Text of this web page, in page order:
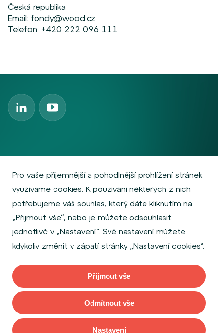
Česká republika
Email: fondy@wood.cz
Telefon: +420 222 096 111
Informace o emitentech
Podmínky užívání
O společnosti
Informace pro zákazníky
Pololetní zprávy Wood IS
Výroční zprávy Wood IS
Výroční zprávy Wood & Company SICAV
Pololetní zprávy Wood & Company SICAV
Ostatní dokumenty Wood & Company SICAV
Prohlášení o přístupnosti
Copyright © 2026 WOOD & Company. Všechna práva vyhrazena. (WOOD
& Company investiční společnost, a. s., je regulovaná Českou národní
bankou se sídlem Na Příkopě 28, 115 03, Praha 1, Česká republika).
Pro vaše příjemnější a pohodlnější prohlížení stránek
využíváme cookies. K používání některých z nich
potřebujeme váš souhlas, který dáte kliknutím na
„Přijmout vše“, nebo je můžete odsouhlasit
jednotlivě v „Nastavení“. Své nastavení můžete
kdykoliv změnit v zápatí stránky „Nastavení cookies“.
Nastavení
Odmítnout vše
Přijmout vše